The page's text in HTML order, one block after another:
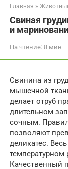
Главная »
Свиная
и
На чтение: 8 мин
Свинина из
мышечной
делает отруб
длительном
сочным.
позволяют
деликатес.
температурном
Качественный